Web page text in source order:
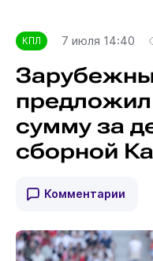
КПЛ 7 июля 14:40
сумму за
сборной
Комментарии